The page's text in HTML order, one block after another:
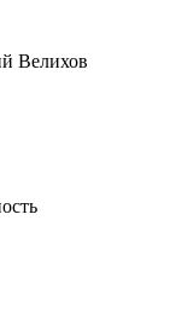
Велихов